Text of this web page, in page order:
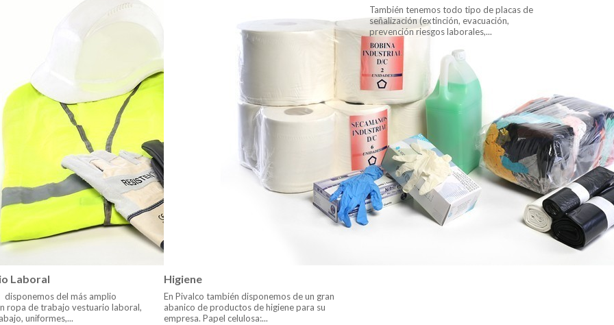
Laboral
disponemos del más amplio
ropa de trabajo vestuario laboral,
uniformes,...
Higiene
En Pivalco también disponemos de un gran
abanico de productos de higiene para su
empresa. Papel celulosa:...
También tenemos todo tipo de placas de
señalización (extinción, evacuación,
prevención riesgos laborales,...